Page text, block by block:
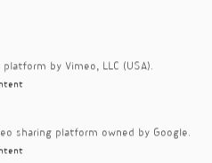
om een programma op
nu met
by Vimeo, LLC (USA).
sharing platform owned by Google.